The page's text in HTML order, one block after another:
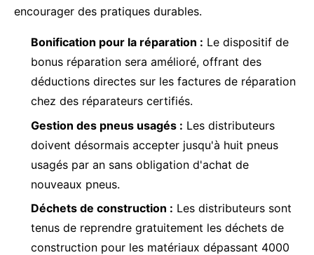
encourager des pratiques durables.
Bonification pour la réparation : Le dispositif de
bonus réparation sera amélioré, offrant des
déductions directes sur les factures de réparation
chez des réparateurs certifiés.
Gestion des pneus usagés : Les distributeurs
doivent désormais accepter jusqu'à huit pneus
usagés par an sans obligation d'achat de
nouveaux pneus.
Déchets de construction : Les distributeurs sont
tenus de reprendre gratuitement les déchets de
construction pour les matériaux dépassant 4000